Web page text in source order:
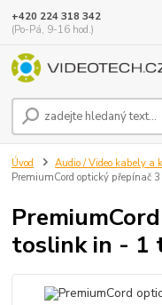
+420 224 318 342
(Po-Pá, 9-16 hod.)
Úvod Audio / Video kabely a
PremiumCord optický přepínač
toslink in - 1